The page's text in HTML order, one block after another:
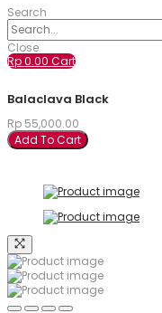
Search
Close
Rp0.00 Cart
Balaclava Black
Rp 55,000.00
Add To Cart